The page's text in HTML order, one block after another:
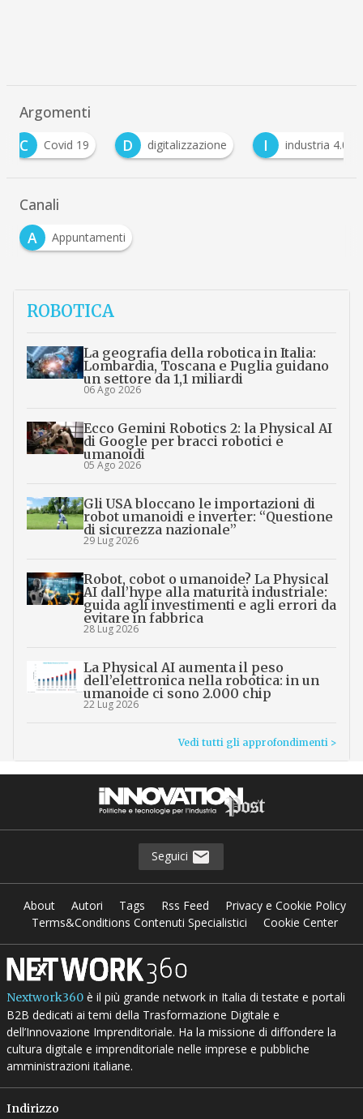
Argomenti
Covid 19 D digitalizzazione industria 4.0
Canali
A
Appuntamenti
ROBOTICA
La geografia della robotica in Italia:
Lombardia, Toscana e Puglia guidano
un settore da 1,1 miliardi
06 Ago 2026
Ecco Gemini Robotics 2: la Physical AI
di Google per bracci robotici e
umanoidi
05 Ago 2026
Gli USA bloccano le importazioni di
robot umanoidi e inverter: “Questione
di sicurezza nazionale”
29 Lug 2026
Robot, cobot o umanoide? La Physical
AI dall’hype alla maturità industriale:
guida agli investimenti e agli errori da
evitare in fabbrica
28 Lug 2026
La Physical AI aumenta il peso
dell’elettronica nella robotica: in un
umanoide ci sono 2.000 chip
22 Lug 2026
Vedi tutti gli approfondimenti >
Seguici
About Autori Tags Rss Feed
Privacy e Cookie Policy
Terms&Conditions Contenuti Specialistici
Cookie Center
Nextwork360è il più grande network in Italia di testate e portali
B2B dedicati ai temi della Trasformazione Digitale e
dell’Innovazione Imprenditoriale. Ha la missione di diffondere la
cultura digitale e imprenditoriale nelle imprese e pubbliche
amministrazioni italiane.
Indirizzo